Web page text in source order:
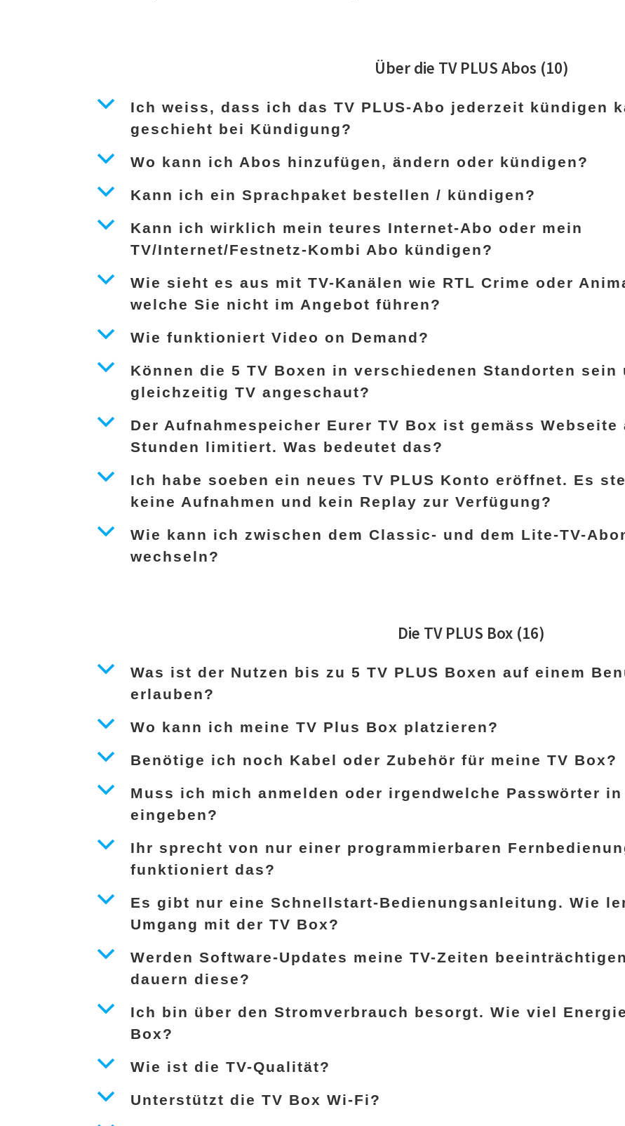
Über die TV PLUS Abos (10)
b
Ich weiss, dass ich das TV PLUS-Abo jederzeit kündigen
geschieht bei Kündigung?
b Wo kann ich Abos hinzufügen, ändern oder kündigen?
b Kann ich ein Sprachpaket bestellen / kündigen?
b
Kann ich wirklich mein teures Internet-Abo oder mein
TV/Internet/Festnetz-Kombi Abo kündigen?
b
Wie sieht es aus mit TV-Kanälen wie RTL Crime oder
welche Sie nicht im Angebot führen?
b Wie funktioniert Video on Demand?
b
Können die 5 TV Boxen in verschiedenen Standorten sein
gleichzeitig TV angeschaut?
b
Der Aufnahmespeicher Eurer TV Box ist gemäss Webseite
Stunden limitiert. Was bedeutet das?
b
Ich habe soeben ein neues TV PLUS Konto eröffnet. Es
keine Aufnahmen und kein Replay zur Verfügung?
b
Wie kann ich zwischen dem Classic- und dem Lite-TV-
wechseln?
Die TV PLUS Box (16)
b
Was ist der Nutzen bis zu 5 TV PLUS Boxen auf einem
erlauben?
b Wo kann ich meine TV Plus Box platzieren?
b Benötige ich noch Kabel oder Zubehör für meine TV Box?
b
Muss ich mich anmelden oder irgendwelche Passwörter in
eingeben?
b
Ihr sprecht von nur einer programmierbaren
funktioniert das?
b
Es gibt nur eine Schnellstart-Bedienungsanleitung. Wie
Umgang mit der TV Box?
b
Werden Software-Updates meine TV-Zeiten
dauern diese?
b
Ich bin über den Stromverbrauch besorgt. Wie viel
Box?
b Wie ist die TV-Qualität?
b Unterstützt die TV Box Wi-Fi?